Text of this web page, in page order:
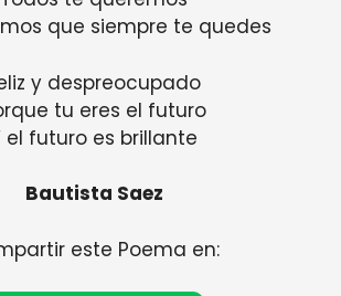
que siempre te quedes
y despreocupado
tu eres el futuro
el futuro es brillante
Bautista Saez
este Poema en: